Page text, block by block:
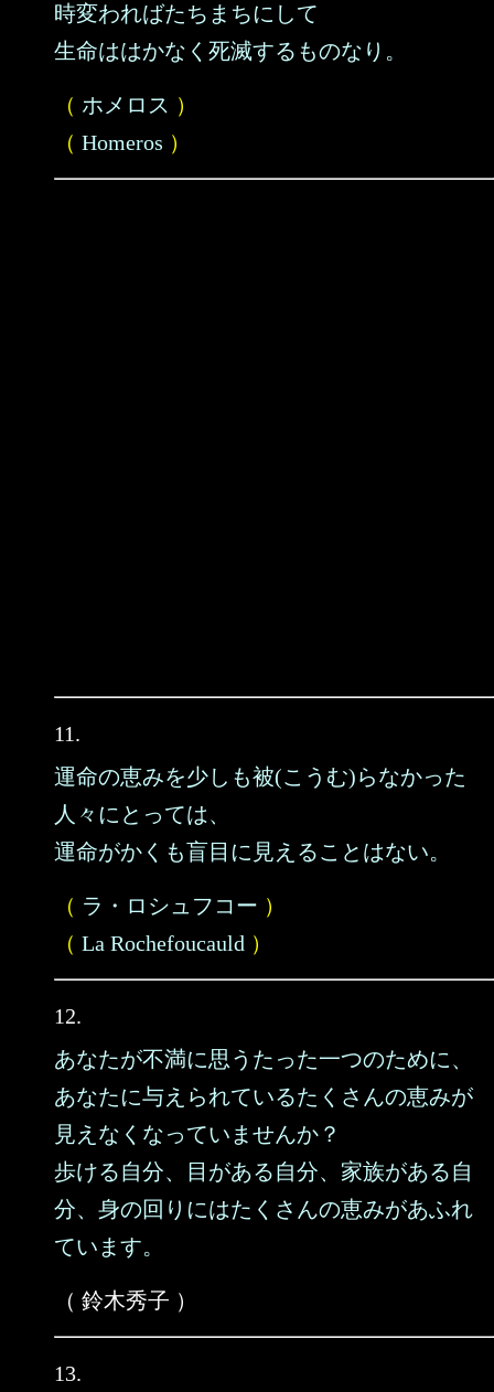
時変わればたちまちにして
生命ははかなく死滅するものなり。
（ ホメロス ）
（ Homeros ）
11.
運命の恵みを少しも被(こうむ)らなかった
人々にとっては、
運命がかくも盲目に見えることはない。
（ ラ・ロシュフコー ）
（ La Rochefoucauld ）
12.
あなたが不満に思うたった一つのために、
あなたに与えられているたくさんの恵みが
見えなくなっていませんか？
歩ける自分、目がある自分、家族がある自
分、身の回りにはたくさんの恵みがあふれ
ています。
（ 鈴木秀子 ）
13.